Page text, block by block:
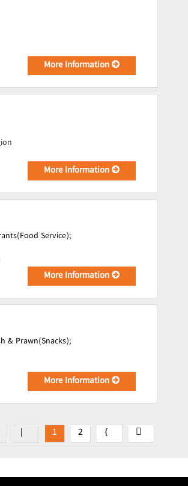
More Information
More Information
Service);
More Information
& Prawn(Snacks);
More Information
1 2